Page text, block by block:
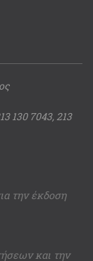
130 7043, 213
την έκδοση
και την